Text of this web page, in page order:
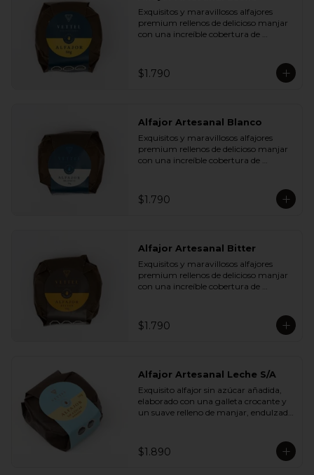
Plátano Chips y Cranberries
- Chocolate Leche 35% Cacao con
Almendras y Nibs de Cacao
- Chocolate Leche 35% Cacao con Maní
Semillas de Zapallo y Quinoa
- Chocolate Bitter 55% Cacao con Maní
Exquisitos y maravillosos alfajores
premium rellenos de delicioso manjar
con una increíble cobertura de
$1.790
Alfajor Artesanal Blanco
Exquisitos y maravillosos alfajores
premium rellenos de delicioso manjar
con una increíble cobertura de
queremos.
$1.790
Alfajor Artesanal Bitter
Exquisitos y maravillosos alfajores
premium rellenos de delicioso manjar
con una increíble cobertura de
$1.790
Alfajor Artesanal Leche S/A
Exquisito alfajor sin azúcar añadida,
elaborado con una galleta crocante y
un suave relleno de manjar, endulzado
azúcar, manteniendo todo el sabor y
la textura que buscas.
$1.890